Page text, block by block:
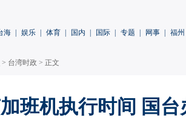
海 娱乐 体育 国内 国际 专题 网事 福州
> 台湾时政 > 正文
班机执行时间 国台